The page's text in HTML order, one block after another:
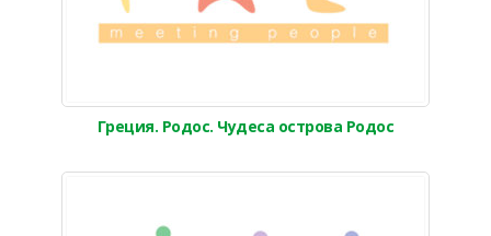
Греция. Родос. Чудеса острова Родос